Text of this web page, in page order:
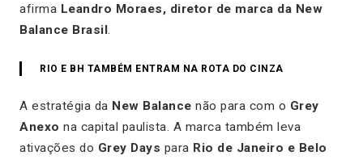
afirma Leandro Moraes, diretor de marca da New
Balance Brasil.
RIO E BH TAMBÉM ENTRAM NA ROTA DO CINZA
A estratégia da New Balance não para com o Grey
Anexo na capital paulista. A marca também leva
ativações do Grey Days para Rio de Janeiro e Belo